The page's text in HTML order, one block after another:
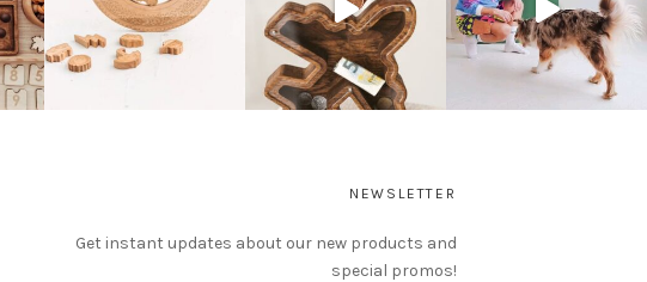
NEWSLETTER
Get instant updates about our new products and
special promos!